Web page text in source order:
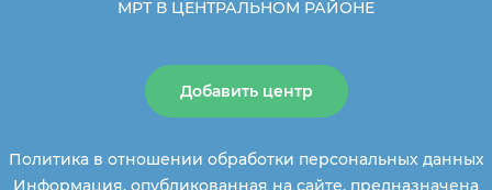
МРТ В ЦЕНТРАЛЬНОМ РАЙОНЕ
Добавить центр
Политика в отношении обработки персональных данных
Информация, опубликованная на сайте, предназначена